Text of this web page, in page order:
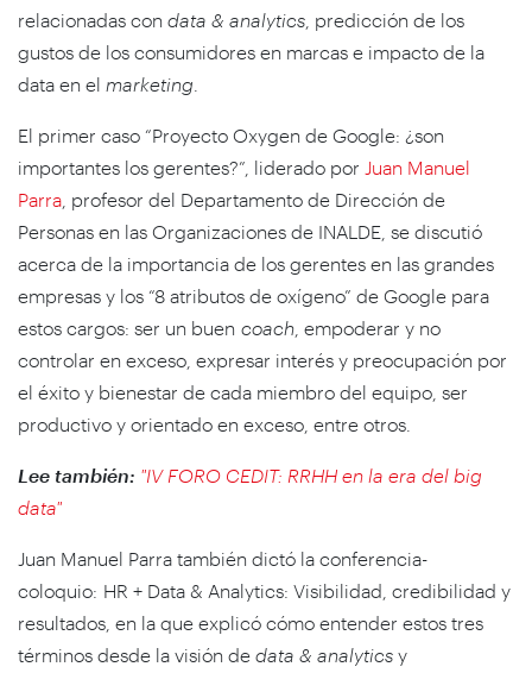
relacionadas con data & analytics , predicción de los
gustos de los consumidores en marcas e impacto de la
data en el marketing
El primer caso “Proyecto Oxygen de Google: ¿son
importantes los gerentes?”, liderado por Juan Manuel
Parra , profesor del Departamento de Dirección de
Personas en las Organizaciones de INALDE, se discutió
acerca de la importancia de los gerentes en las grandes
empresas y los “8 atributos de oxígeno” de Google para
estos cargos: ser un buen coach , empoderar y no
controlar en exceso, expresar interés y preocupación por
el éxito y bienestar de cada miembro del equipo, ser
productivo y orientado en exceso, entre otros.
Lee también: "IV FORO CEDIT: RRHH en la era del big
data"
Juan Manuel Parra también dictó la conferencia-
coloquio: HR + Data & Analytics: Visibilidad, credibilidad y
resultados, en la que explicó cómo entender estos tres
términos desde la visión de data & analytics y